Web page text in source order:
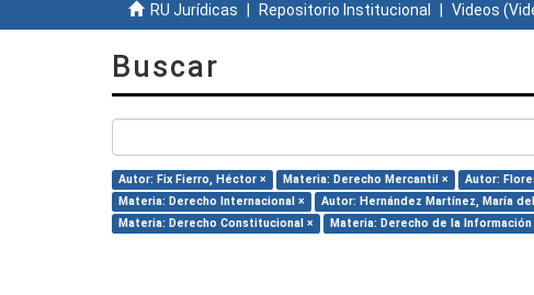
RU Jurídicas Repositorio Institucional Videos
Buscar
Autor: Fix Fierro, Héctor × Materia: Derecho Mercantil × Autor:
Materia: Derecho Internacional ×
Autor: Hernández Martínez, María
Materia: Derecho Constitucional ×
Materia: Derecho de la Información